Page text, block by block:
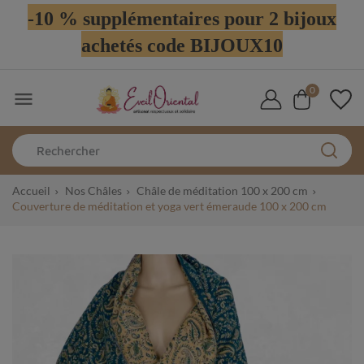
-10 % supplémentaires pour 2 bijoux
achetés code BIJOUX10
 0
Accueil Nos Châles
Châle de méditation 100 x 200 cm
Couverture de méditation et yoga vert émeraude 100 x 200 cm